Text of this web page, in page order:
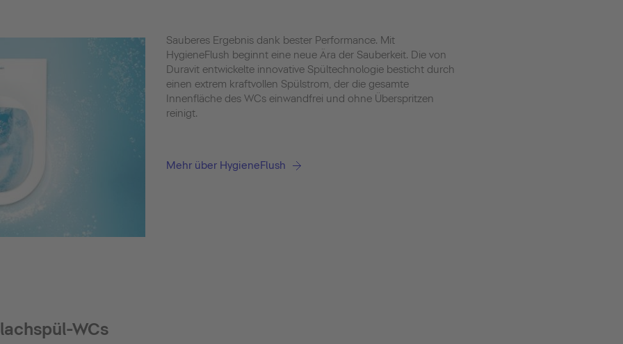
Sauberes Ergebnis dank bester Performance. Mit
HygieneFlush beginnt eine neue Ära der Sauberkeit. Die von
Duravit entwickelte innovative Spültechnologie besticht durch
einen extrem kraftvollen Spülstrom, der die gesamte
Innenfläche des WCs einwandfrei und ohne Überspritzen
reinigt.
Mehr über HygieneFlush
WCs